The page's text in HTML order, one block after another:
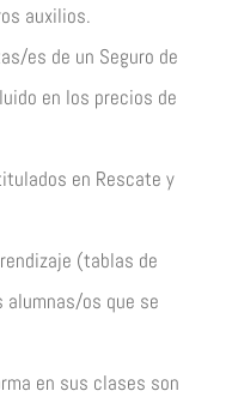
auxilios.
es de un Seguro de
en los precios de
en Rescate y
(tablas de
alumnas/os que se
en sus clases son